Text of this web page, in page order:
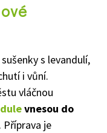
s levandulí,
i vůní.
vláčnou
vnesou do
. Příprava je